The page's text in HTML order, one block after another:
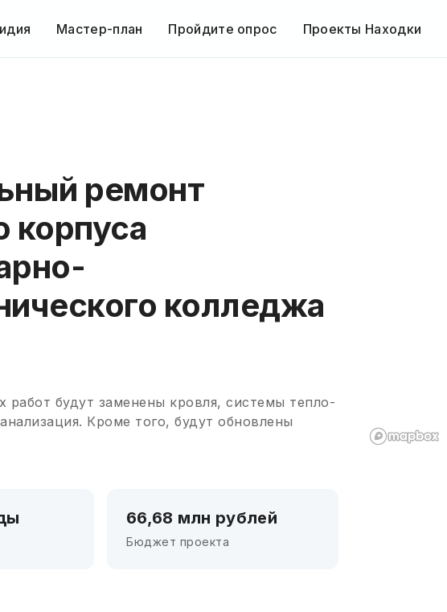
Мастер-план Пройдите опрос Проекты Находки
ремонт
корпуса
колледжа
работ будут заменены кровля, системы тепло-
Кроме того, будут обновлены
66,68 млн рублей
Бюджет проекта